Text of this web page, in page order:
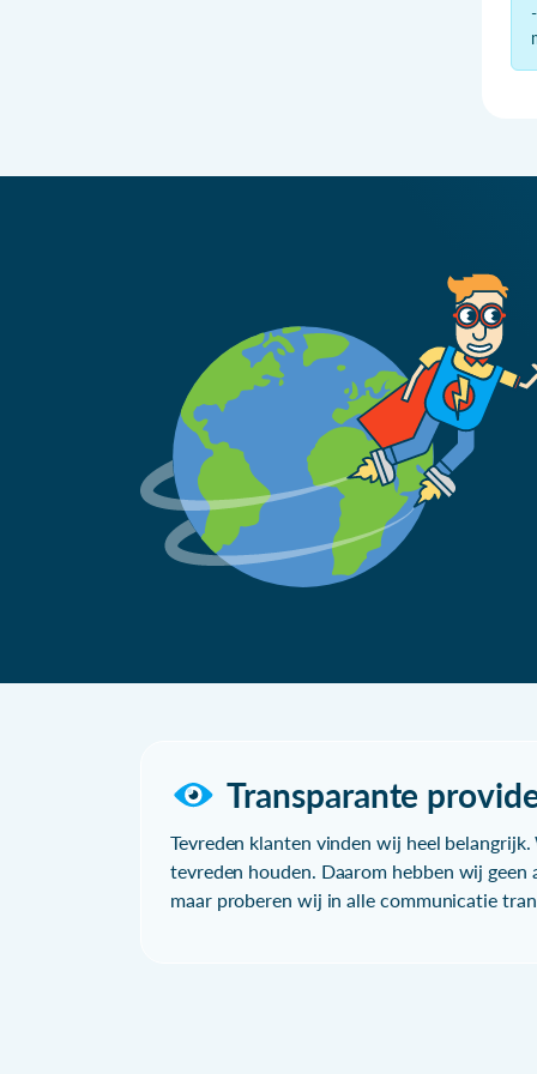
Transparante
Tevreden klanten vinden wij heel
tevreden houden. Daarom hebben wij geen
maar proberen wij in alle communicatie